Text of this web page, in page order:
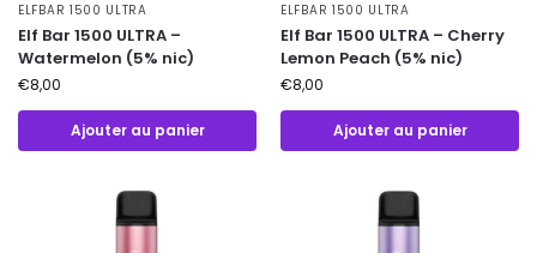
ELFBAR 1500 ULTRA
Elf Bar 1500 ULTRA –
Watermelon (5% nic)
€8,00
Ajouter au panier
ELFBAR 1500 ULTRA
Elf Bar 1500 ULTRA – Cherry
Lemon Peach (5% nic)
€8,00
Ajouter au panier